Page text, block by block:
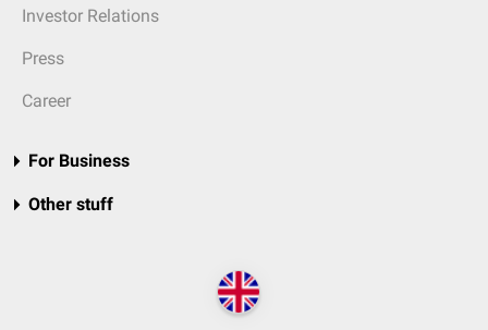
Investor Relations
Press
Career
For Business
Other stuff